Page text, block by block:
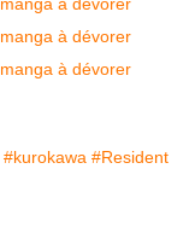
#kurokawa #Resident